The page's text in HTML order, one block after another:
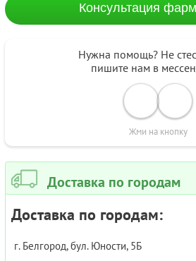
Консультация
Нужна помощь? Не
пишите нам в
Жми на кнопку
Доставка по городам
Доставка по городам:
г. Белгород, бул. Юности, 5Б